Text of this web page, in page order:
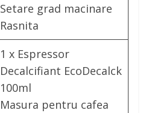
Setare grad macinare
Rasnita
1 x Espressor
Decalcifiant EcoDecalck
100ml
Masura pentru cafea